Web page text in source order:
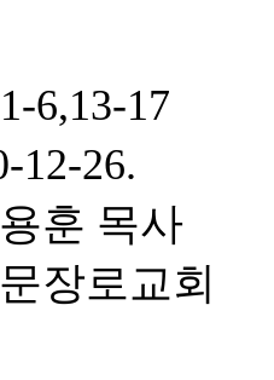
6,13-17
12-26.
훈 목사
장로교회